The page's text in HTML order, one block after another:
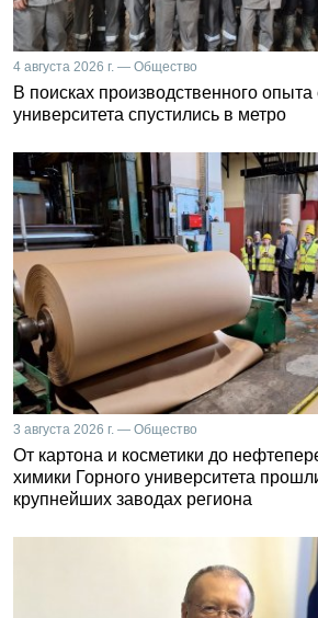
4 августа 2026 г. — Общество
В поисках производственного опыта
университета спустились в метро
3 августа 2026 г. — Общество
От картона и косметики до
химики Горного университета
крупнейших заводах региона